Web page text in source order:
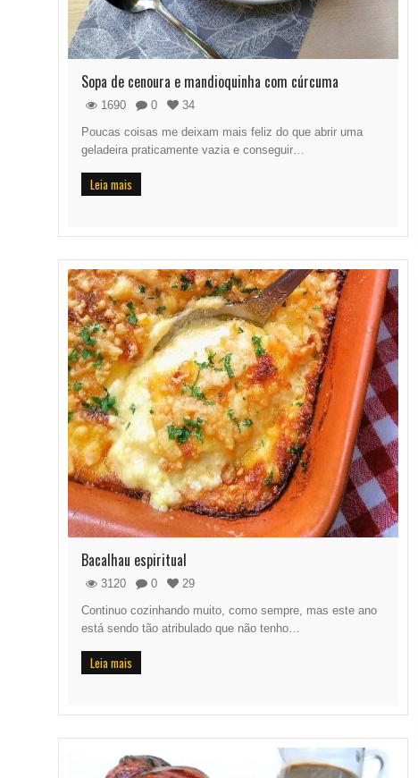
Sopa de cenoura e mandioquinha com cúrcuma
1690 0
34
Poucas coisas me deixam mais feliz do que abrir uma
geladeira praticamente vazia e conseguir…
Leia mais
Bacalhau espiritual
3120 0
29
Continuo cozinhando muito, como sempre, mas este ano
está sendo tão atribulado que não tenho…
Leia mais